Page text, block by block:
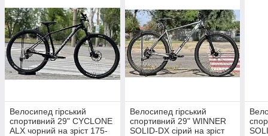
Велосипед гірський
спортивний 29" СYCLONE
ALX чорний на зріст 175-
Велосипед гірський
спортивний 29" WINNER
SOLID-DX сірий на зріст